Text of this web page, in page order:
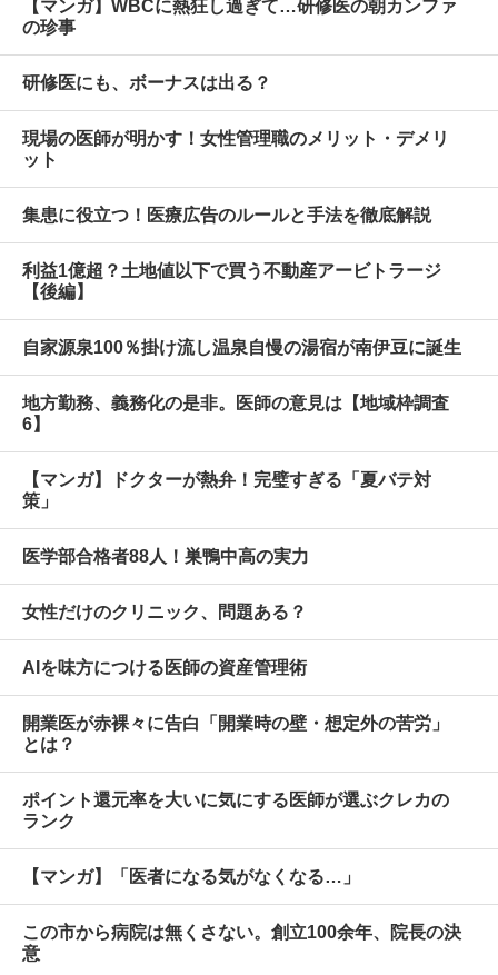
【マンガ】WBCに熱狂し過ぎて…研修医の朝カンファ
の珍事
研修医にも、ボーナスは出る？
現場の医師が明かす！女性管理職のメリット・デメリ
ット
集患に役立つ！医療広告のルールと手法を徹底解説
利益1億超？土地値以下で買う不動産アービトラージ
【後編】
自家源泉100％掛け流し温泉自慢の湯宿が南伊豆に誕生
地方勤務、義務化の是非。医師の意見は【地域枠調査
6】
【マンガ】ドクターが熱弁！完璧すぎる「夏バテ対
策」
医学部合格者88人！巣鴨中高の実力
女性だけのクリニック、問題ある？
AIを味方につける医師の資産管理術
開業医が赤裸々に告白「開業時の壁・想定外の苦労」
とは？
ポイント還元率を大いに気にする医師が選ぶクレカの
ランク
【マンガ】「医者になる気がなくなる…」
この市から病院は無くさない。創立100余年、院長の決
意